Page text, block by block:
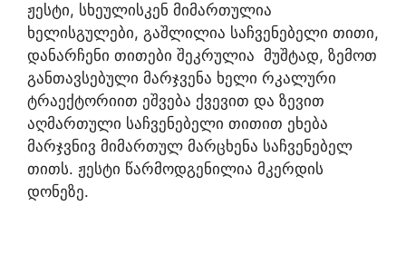
ჟესტი, სხეულისკენ მიმართულია
ხელისგულები, გაშლილია საჩვენებელი თითი,
დანარჩენი თითები შეკრულია მუშტად, ზემოთ
განთავსებული მარჯვენა ხელი რკალური
ტრაექტორიით ეშვება ქვევით და ზევით
აღმართული საჩვენებელი თითით ეხება
მარჯვნივ მიმართულ მარცხენა საჩვენებელ
თითს. ჟესტი წარმოდგენილია მკერდის
დონეზე.